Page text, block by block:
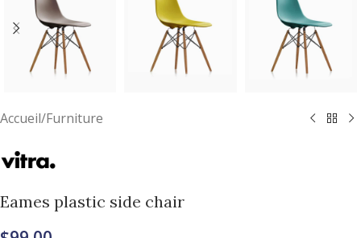
Accueil/Furniture
Eames plastic side chair